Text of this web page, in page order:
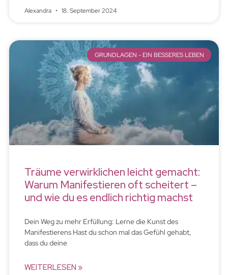
Alexandra 18. September 2024
GRUNDLAGEN - EIN BESSERES LEBEN
Träume verwirklichen leicht gemacht:
Warum Manifestieren oft scheitert –
und wie du es endlich richtig machst
Dein Weg zu mehr Erfüllung: Lerne die Kunst des
Manifestierens Hast du schon mal das Gefühl gehabt,
dass du deine
WEITERLESEN »